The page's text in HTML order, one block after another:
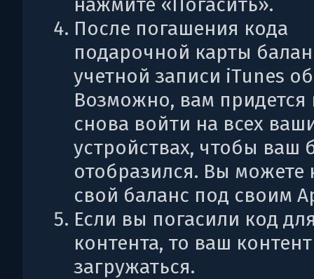
После погашения кода
подарочной карты
учетной записи iTunes
Возможно, вам
снова войти на всех
устройствах, чтобы ваш
отобразился. Вы можете
свой баланс под своим
Если вы погасили код
контента, то ваш
загружаться.